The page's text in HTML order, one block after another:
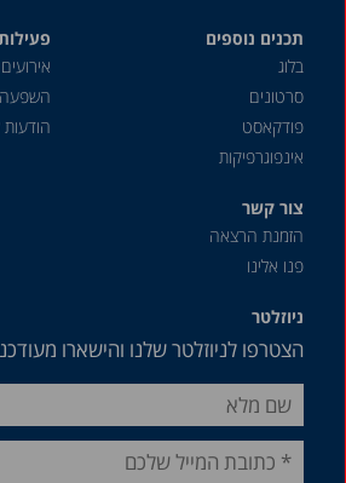
תכנים נוספים
בלוג
סרטונים
פודקאסט
אינפוגרפיקות
אירועים
השפעה
הודעות
צור קשר
הזמנת הרצאה
פנו אלינו
ניוזלטר
הצטרפו לניוזלטר שלנו והישארו